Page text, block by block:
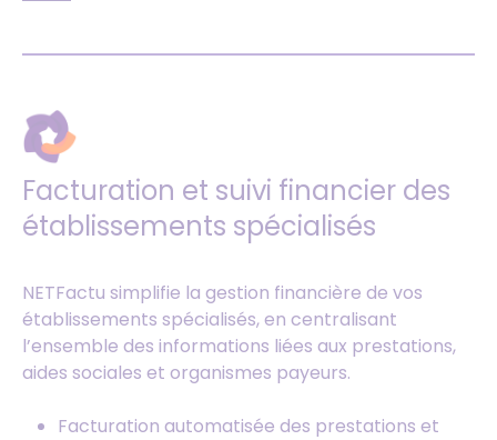
Facturation et suivi financier des
établissements spécialisés
NETFactu simplifie la gestion financière de vos
établissements spécialisés, en centralisant
l’ensemble des informations liées aux prestations,
aides sociales et organismes payeurs.
Facturation automatisée des prestations et